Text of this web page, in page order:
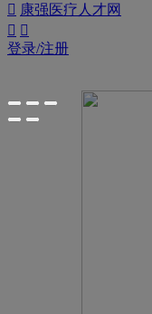
 康强医疗人才网
 
登录/注册